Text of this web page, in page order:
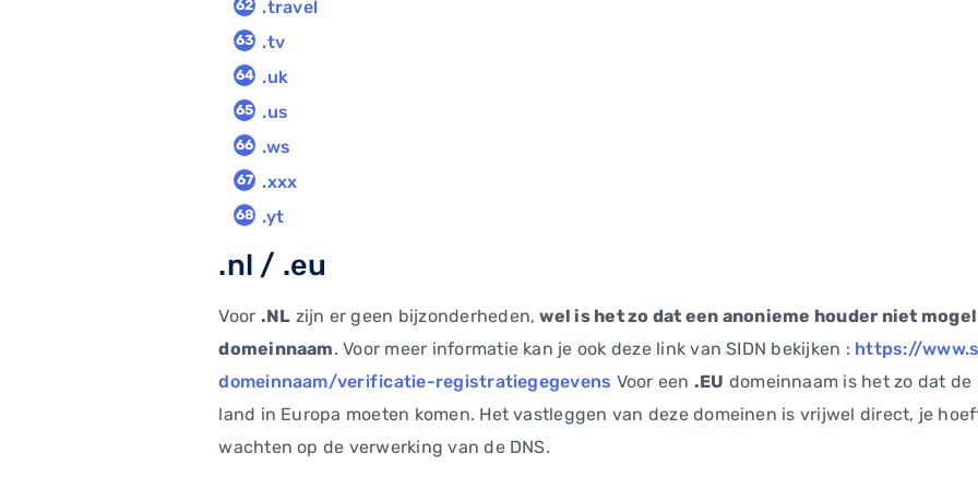
.travel
.tv
.uk
.us
.ws
.xxx
.yt
.nl / .eu
Voor .NL zijn er geen bijzonderheden,wel is het zo dat een anonieme houder niet
domeinnaam. Voor meer informatie kan je ook deze link van SIDN bekijken : https://
domeinnaam/verificatie-registratiegegevens Voor een .EU domeinnaam is het zo dat
land in Europa moeten komen. Het vastleggen van deze domeinen is vrijwel direct, je
wachten op de verwerking van de DNS.